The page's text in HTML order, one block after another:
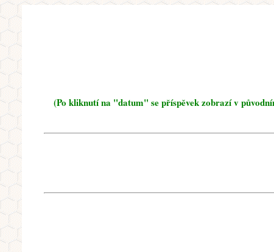
(Po kliknutí na "datum" se příspěvek zobrazí v